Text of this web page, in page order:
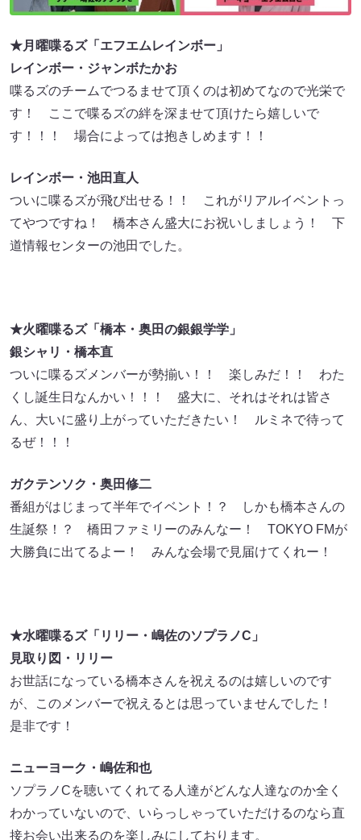
★月曜喋るズ「エフエムレインボー」
レインボー・ジャンボたかお
喋るズのチームでつるませて頂くのは初めてなので光栄で
す！ ここで喋るズの絆を深ませて頂けたら嬉しいで
す！！！ 場合によっては抱きしめます！！
レインボー・池田直人
ついに喋るズが飛び出せる！！ これがリアルイベントっ
てやつですね！ 橋本さん盛大にお祝いしましょう！ 下
道情報センターの池田でした。
★火曜喋るズ「橋本・奥田の銀銀学学」
銀シャリ・橋本直
ついに喋るズメンバーが勢揃い！！ 楽しみだ！！ わた
くし誕生日なんかい！！！ 盛大に、それはそれは皆さ
ん、大いに盛り上がっていただきたい！ ルミネで待って
るぜ！！！
ガクテンソク・奥田修二
番組がはじまって半年でイベント！？ しかも橋本さんの
生誕祭！？ 橋田ファミリーのみんなー！ TOKYO FMが
大勝負に出てるよー！ みんな会場で見届けてくれー！
★水曜喋るズ「リリー・嶋佐のソプラノC」
見取り図・リリー
お世話になっている橋本さんを祝えるのは嬉しいのです
が、このメンバーで祝えるとは思っていませんでした！
是非です！
ニューヨーク・嶋佐和也
ソプラノCを聴いてくれてる人達がどんな人達なのか全く
わかっていないので、いらっしゃっていただけるのなら直
接お会い出来るのを楽しみにしております。